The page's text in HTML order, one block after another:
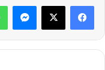
فيسبوك ‫X